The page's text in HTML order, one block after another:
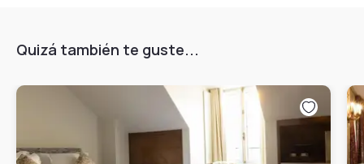
Quizá también te guste...